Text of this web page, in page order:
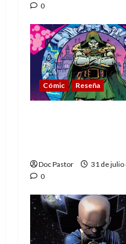
0
Cómic Reseña
Doc Pastor
31 de julio
0